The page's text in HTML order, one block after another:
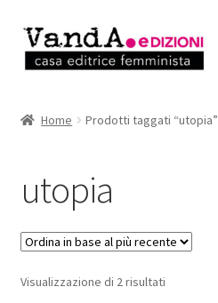
Vai
alla
Vai
al
AUTRICI e AUTORI
EVENTI
RASSEGNA STAMPA
Home Prodotti taggati “utopia”
utopia
Visualizzazione di 2 risultatiOrdina